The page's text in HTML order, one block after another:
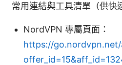
常用連結與工具清單（供快
NordVPN 專屬頁面：
https://go.nordvpn.net/